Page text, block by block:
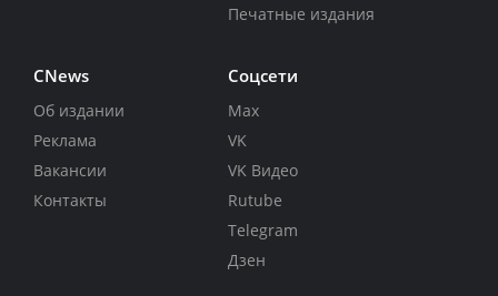
Печатные издания
CNews
Об издании
Реклама
Вакансии
Контакты
Соцсети
Max
VK
VK Видео
Rutube
Telegram
Дзен